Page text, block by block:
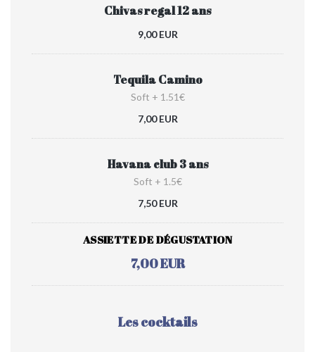
Chivas regal 12 ans
9,00 EUR
Tequila Camino
Soft + 1.51€
7,00 EUR
Havana club 3 ans
Soft + 1.5€
7,50 EUR
ASSIETTE DE DÉGUSTATION
7,00 EUR
Les cocktails